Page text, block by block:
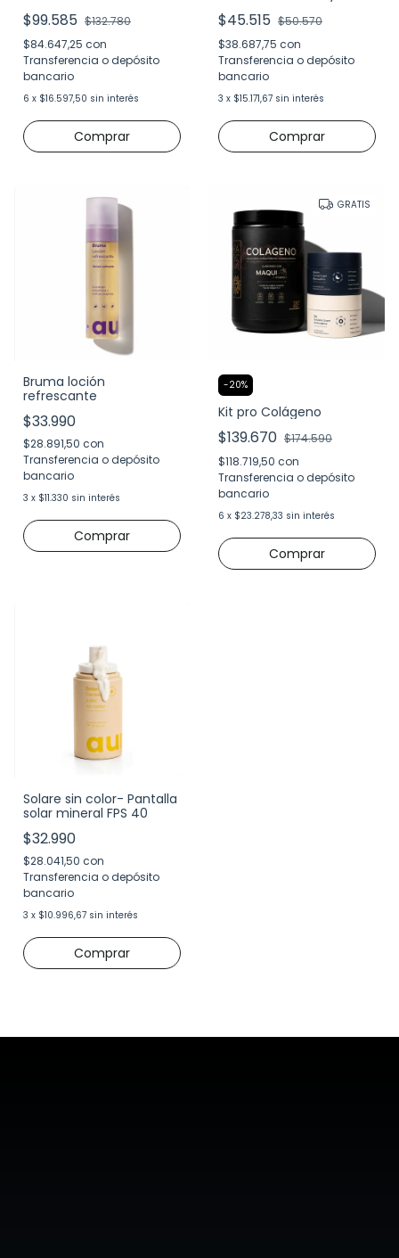
$99.585 $132.780
$84.647,25 con
Transferencia o depósito
bancario
6 x $16.597,50 sin interés
$45.515 $50.570
$38.687,75 con
Transferencia o depósito
bancario
3 x $15.171,67 sin interés
Bruma loción
refrescante
$33.990
$28.891,50 con
Transferencia o depósito
bancario
3 x $11.330 sin interés
GRATIS
-20%
Kit pro Colágeno
$139.670 $174.590
$118.719,50 con
Transferencia o depósito
bancario
6 x $23.278,33 sin interés
Solare sin color- Pantalla
solar mineral FPS 40
$32.990
$28.041,50 con
Transferencia o depósito
bancario
3 x $10.996,67 sin interés